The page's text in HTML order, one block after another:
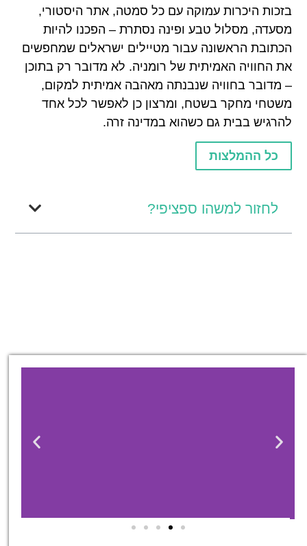
בזכות היכרות עמוקה עם כל סמטה, אתר היסטורי,
מסעדה, מסלול טבע ופינה נסתרת – הפכנו להיות
הכתובת הראשונה עבור מטיילים ישראלים שמחפשים
את החוויה האמיתית של רומניה. לא מדובר רק בתוכן
– מדובר בחוויה שנבנתה מאהבה אמיתית למקום,
משטחי מחקר בשטח, ומרצון כן לאפשר לכל אחד
להרגיש בבית גם כשהוא במדינה זרה.
כל ההמלצות
לחזור למשהו ספציפי?